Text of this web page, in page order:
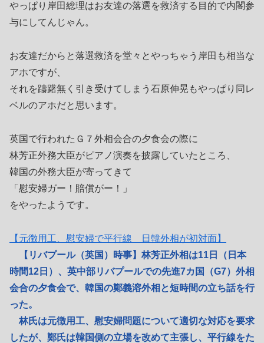
やっぱり岸田総理はお友達の落選を救済する目的で内閣参
与にしてんじゃん。
お友達だからと落選救済を堂々とやっちゃう岸田も相当な
アホですが、
それを躊躇無く引き受けてしまう石原伸晃もやっぱり同レ
ベルのアホだと思います。
英国で行われたＧ７外相会合の夕食会の際に
林芳正外務大臣がピアノ演奏を披露していたところ、
韓国の外務大臣が寄ってきて
「慰安婦ガー！賠償がー！」
をやったようです。
【元徴用工、慰安婦で平行線 日韓外相が初対面】
【リバプール（英国）時事】林芳正外相は11日（日本
時間12日）、英中部リバプールでの先進7カ国（G7）外相
会合の夕食会で、韓国の鄭義溶外相と短時間の立ち話を行
った。
林氏は元徴用工、慰安婦問題について適切な対応を要求
したが、鄭氏は韓国側の立場を改めて主張し、平行線をた